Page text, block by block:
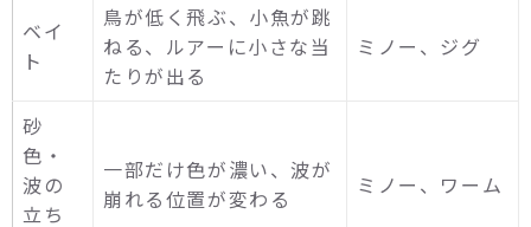
ベイ
ト
鳥が低く飛ぶ、小魚が跳
ねる、ルアーに小さな当
たりが出る
ミノー、ジグ
砂
色・
波の
立ち
一部だけ色が濃い、波が
崩れる位置が変わる
ミノー、ワーム